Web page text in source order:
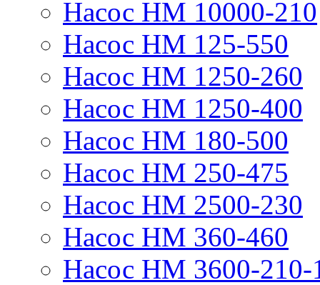
Насос НМ 10000-210
Насос НМ 125-550
Насос НМ 1250-260
Насос НМ 1250-400
Насос НМ 180-500
Насос НМ 250-475
Насос НМ 2500-230
Насос НМ 360-460
Насос НМ 3600-210-